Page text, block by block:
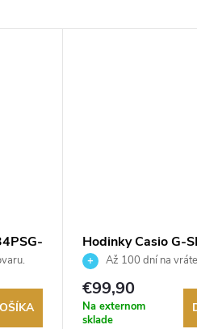
Hodinky Casio G-
GMA-P2100BA-
Až 100 dní na
Autorizovaný predajca.
€99,90
Na externom
sklade